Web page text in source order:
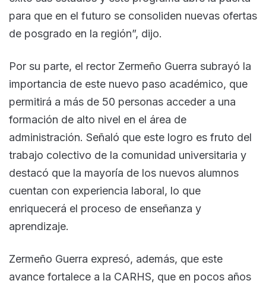
para que en el futuro se consoliden nuevas ofertas
de posgrado en la región”, dijo.
Por su parte, el rector Zermeño Guerra subrayó la
importancia de este nuevo paso académico, que
permitirá a más de 50 personas acceder a una
formación de alto nivel en el área de
administración. Señaló que este logro es fruto del
trabajo colectivo de la comunidad universitaria y
destacó que la mayoría de los nuevos alumnos
cuentan con experiencia laboral, lo que
enriquecerá el proceso de enseñanza y
aprendizaje.
Zermeño Guerra expresó, además, que este
avance fortalece a la CARHS, que en pocos años